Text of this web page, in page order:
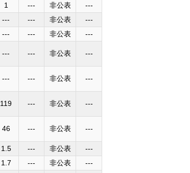
1 --- 非公表
---
--- --- 非公表
---
--- --- 非公表
---
--- --- 非公表 ---
--- --- 非公表 ---
119 --- 非公表 ---
46 --- 非公表 ---
1.5 --- 非公表
---
1.7 --- 非公表
---